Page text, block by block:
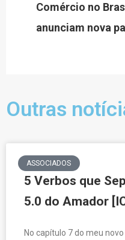
Comércio no
anunciam nova
Outras
ASSOCIADOS
5 Verbos que
5.0 do Amador
No capítulo 7 do meu